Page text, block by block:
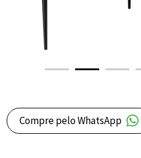
Compre pelo WhatsApp